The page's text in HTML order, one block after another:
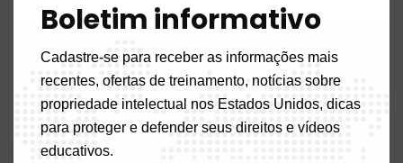
Salve meu nome, e-mail e site neste navegador para a
próxima vez que eu comentar.
Boletim informativo
Cadastre-se para receber as informações mais
recentes, ofertas de treinamento, notícias sobre
propriedade intelectual nos Estados Unidos, dicas
para proteger e defender seus direitos e vídeos
educativos.